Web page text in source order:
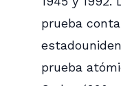
prueba
prueba